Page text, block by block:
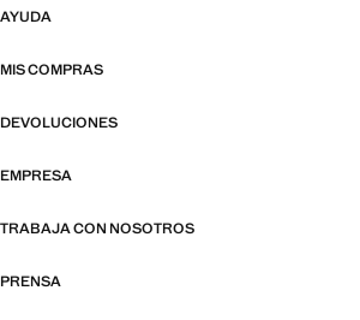
AYUDA
MIS COMPRAS
DEVOLUCIONES
EMPRESA
TRABAJA CON NOSOTROS
PRENSA